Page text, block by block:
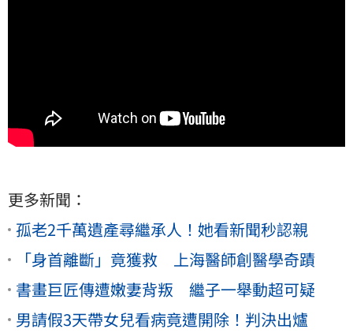
更多新聞：
孤老2千萬遺產尋繼承人！她看新聞秒認親
「身首離斷」竟獲救 上海醫師創醫學奇蹟
書畫巨匠傳遭嫩妻背叛 繼子一舉動超可疑
男請假3天帶女兒看病竟遭開除！判決出爐